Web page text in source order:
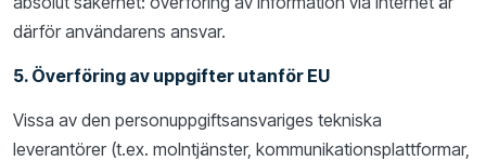
därför användarens ansvar.
5. Överföring av uppgifter utanför EU
Vissa av den personuppgiftsansvariges tekniska
leverantörer (t.ex. molntjänster, kommunikationsplattformar,